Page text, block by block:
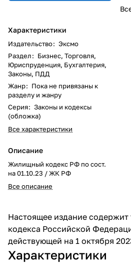
Характеристики
Издательство: Эксмо
Раздел: Бизнес, Торговля,
Юриспруденция, Бухгалтерия,
Законы, ПДД
Жанр: Пока не привязаны к
разделу и жанру
Серия: Законы и кодексы
(обложка)
Все характеристики
Описание
Жилищный кодекс РФ по сост.
на 01.10.23 / ЖК РФ
Все описание
Настоящее издание
кодекса Российской
действующей на 1 октября
Характеристики